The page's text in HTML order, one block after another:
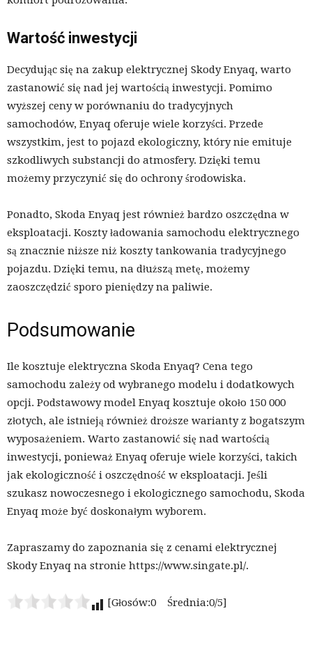
Wartość inwestycji
Decydując się na zakup elektrycznej Skody Enyaq, warto
zastanowić się nad jej wartością inwestycji. Pomimo
wyższej ceny w porównaniu do tradycyjnych
samochodów, Enyaq oferuje wiele korzyści. Przede
wszystkim, jest to pojazd ekologiczny, który nie emituje
szkodliwych substancji do atmosfery. Dzięki temu
możemy przyczynić się do ochrony środowiska.
Ponadto, Skoda Enyaq jest również bardzo oszczędna w
eksploatacji. Koszty ładowania samochodu elektrycznego
są znacznie niższe niż koszty tankowania tradycyjnego
pojazdu. Dzięki temu, na dłuższą metę, możemy
zaoszczędzić sporo pieniędzy na paliwie.
Podsumowanie
Ile kosztuje elektryczna Skoda Enyaq? Cena tego
samochodu zależy od wybranego modelu i dodatkowych
opcji. Podstawowy model Enyaq kosztuje około 150 000
złotych, ale istnieją również droższe warianty z bogatszym
wyposażeniem. Warto zastanowić się nad wartością
inwestycji, ponieważ Enyaq oferuje wiele korzyści, takich
jak ekologiczność i oszczędność w eksploatacji. Jeśli
szukasz nowoczesnego i ekologicznego samochodu, Skoda
Enyaq może być doskonałym wyborem.
Zapraszamy do zapoznania się z cenami elektrycznej
Skody Enyaq na stronie https://www.singate.pl/.
[Głosów:0 Średnia:0/5]